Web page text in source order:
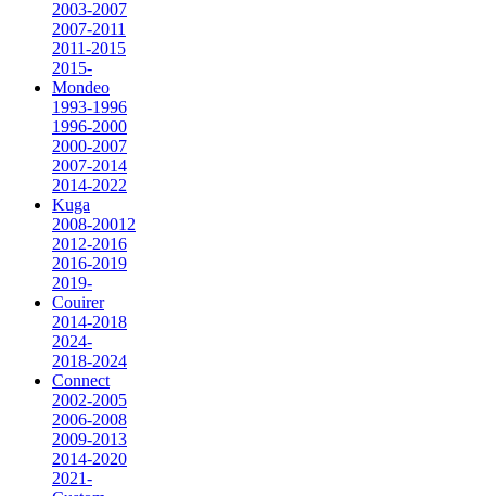
2003-2007
2007-2011
2011-2015
2015-
Mondeo
1993-1996
1996-2000
2000-2007
2007-2014
2014-2022
Kuga
2008-20012
2012-2016
2016-2019
2019-
Couirer
2014-2018
2024-
2018-2024
Connect
2002-2005
2006-2008
2009-2013
2014-2020
2021-